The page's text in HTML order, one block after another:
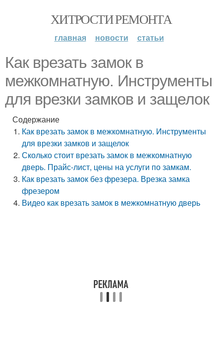
ХИТРОСТИ РЕМОНТА
главная новости статьи
Как врезать замок в
межкомнатную. Инструменты
для врезки замков и защелок
Содержание
Как врезать замок в межкомнатную. Инструменты
для врезки замков и защелок
Сколько стоит врезать замок в межкомнатную
дверь. Прайс-лист, цены на услуги по замкам.
Как врезать замок без фрезера. Врезка замка
фрезером
Видео как врезать замок в межкомнатную дверь